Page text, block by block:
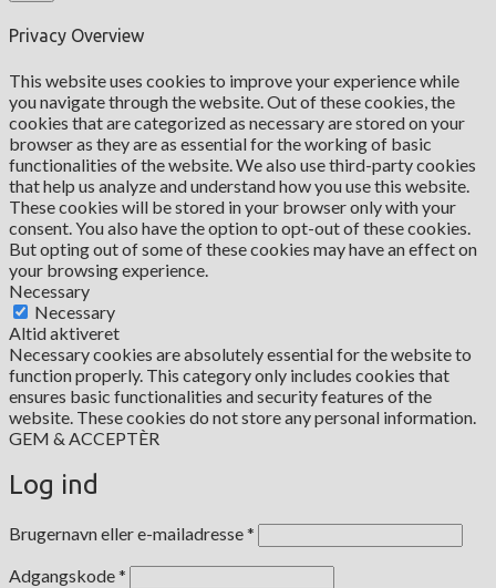
Privacy Overview
This website uses cookies to improve your experience while
you navigate through the website. Out of these cookies, the
cookies that are categorized as necessary are stored on your
browser as they are as essential for the working of basic
functionalities of the website. We also use third-party cookies
that help us analyze and understand how you use this website.
These cookies will be stored in your browser only with your
consent. You also have the option to opt-out of these cookies.
But opting out of some of these cookies may have an effect on
your browsing experience.
Necessary
Necessary
Altid aktiveret
Necessary cookies are absolutely essential for the website to
function properly. This category only includes cookies that
ensures basic functionalities and security features of the
website. These cookies do not store any personal information.
GEM & ACCEPTÈR
Log ind
Brugernavn eller e-mailadresse*
Adgangskode*